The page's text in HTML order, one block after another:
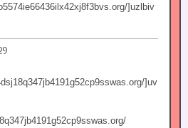
]uzlbiv
]uv